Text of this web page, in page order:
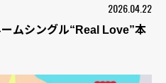
2026.04.22
ムシングル“Real Love”本